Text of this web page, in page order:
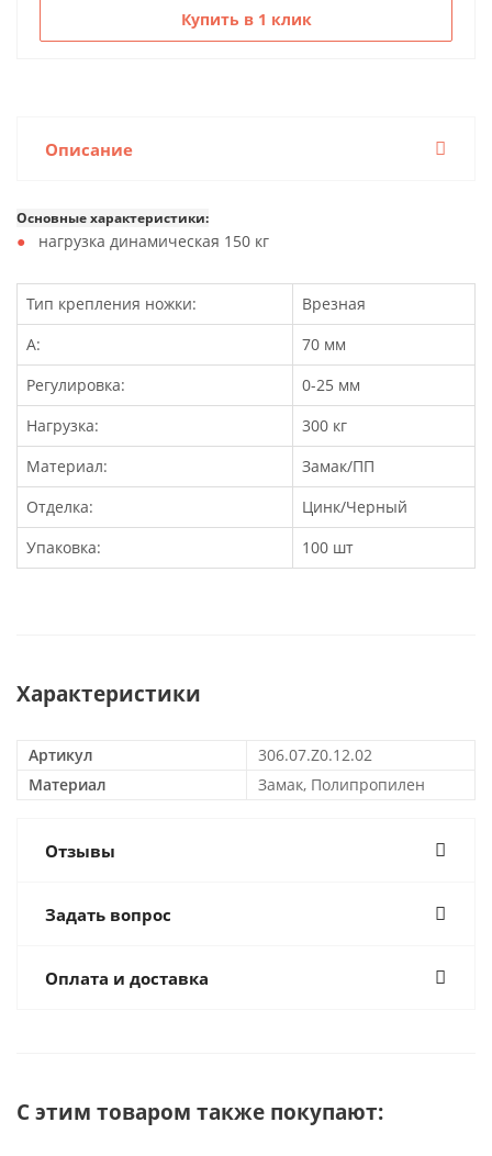
Купить в 1 клик
Описание
Основные характеристики:
нагрузка динамическая 150 кг
Тип крепления ножки:
Врезная
А:
70 мм
Регулировка:
0-25 мм
Нагрузка:
300 кг
Материал:
Замак/ПП
Отделка:
Цинк/Черный
Упаковка:
100 шт
Характеристики
Артикул
306.07.Z0.12.02
Материал
Замак, Полипропилен
Отзывы
Задать вопрос
Оплата и доставка
С этим товаром также покупают: